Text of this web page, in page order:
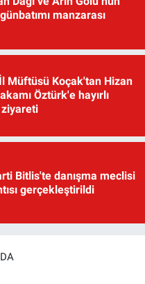
manzarası
Müftüsü Koçak'tan Hizan
Öztürk'e hayırlı
Bitlis'te danışma meclisi
gerçekleştirildi